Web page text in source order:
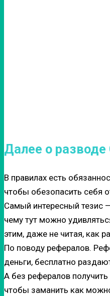
Далее о разводе
В правилах есть
чтобы обезопасить себя
Самый интересный тезис
чему тут можно
этим, даже не читая, как
По поводу рефералов.
деньги, бесплатно
А без рефералов
чтобы заманить как